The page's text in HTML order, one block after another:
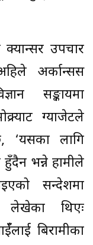
उपचार
अर्कान्सस
सङ्कायमा
ग्याजेटले
लागि
भन्ने हामीले
सन्देशमा
लेखेका थिएः
बिरामीका